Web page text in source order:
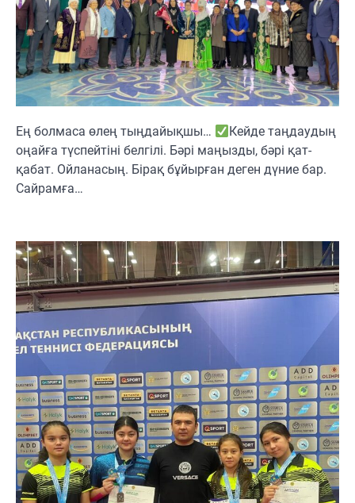
Ең болмаса өлең тыңдайықшы…
Кейде таңдаудың
оңайға түспейтіні белгілі. Бәрі маңызды, бәрі қат-
қабат. Ойланасың. Бірақ бұйырған деген дүние бар.
Сайрамға…